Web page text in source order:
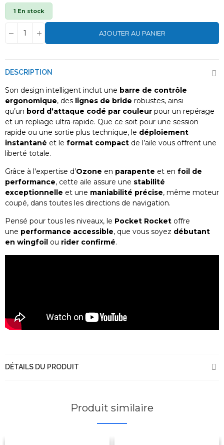
1 En stock
AJOUTER AU PANIER
DESCRIPTION
Son design intelligent inclut une barre de contrôle
ergonomique, des lignes de bride robustes, ainsi
qu’un bord d’attaque codé par couleur pour un repérage
et un repliage ultra-rapide. Que ce soit pour une session
rapide ou une sortie plus technique, le déploiement
instantané et le format compact de l’aile vous offrent une
liberté totale.
Grâce à l'expertise d’Ozone en parapente et en foil de
performance, cette aile assure une stabilité
exceptionnelle et une maniabilité précise, même moteur
coupé, dans toutes les directions de navigation.
Pensé pour tous les niveaux, le Pocket Rocket offre
une performance accessible, que vous soyez débutant
en wingfoil ou rider confirmé.
DÉTAILS DU PRODUIT
Produit similaire